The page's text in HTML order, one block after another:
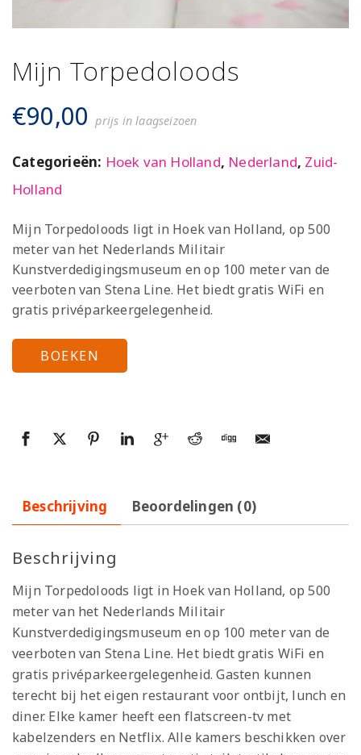
Mijn Torpedoloods
€90,00 prijs in laagseizoen
Categorieën: Hoek van Holland, Nederland, Zuid-
Holland
Mijn Torpedoloods ligt in Hoek van Holland, op 500
meter van het Nederlands Militair
Kunstverdedigingsmuseum en op 100 meter van de
veerboten van Stena Line. Het biedt gratis WiFi en
gratis privéparkeergelegenheid.
BOEKEN
Beschrijving Beoordelingen (0)
Beschrijving
Mijn Torpedoloods ligt in Hoek van Holland, op 500
meter van het Nederlands Militair
Kunstverdedigingsmuseum en op 100 meter van de
veerboten van Stena Line. Het biedt gratis WiFi en
gratis privéparkeergelegenheid. Gasten kunnen
terecht bij het eigen restaurant voor ontbijt, lunch en
diner. Elke kamer heeft een flatscreen-tv met
kabelzenders en Netflix. Alle kamers beschikken over